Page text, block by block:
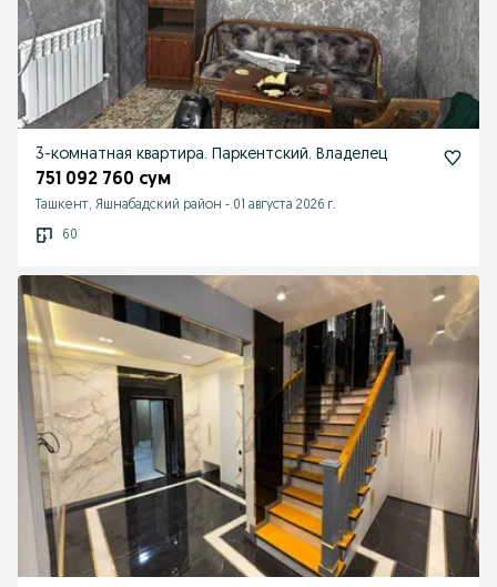
3-комнатная квартира. Паркентский. Владелец
751 092 760 сум
Ташкент, Яшнабадский район - 01 августа 2026 г.
60